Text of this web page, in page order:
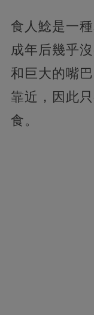
食人鯰是一
成年后幾乎
和巨大的嘴
靠近，因此
食。